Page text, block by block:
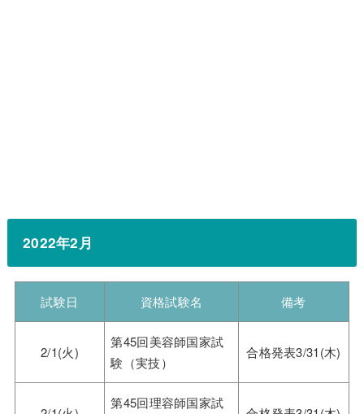
2022年2月
試験日 資格試験名 備考
2/1(火)
第45回美容師国家試
験（実技）
合格発表3/31(木)
第45回理容師国家試